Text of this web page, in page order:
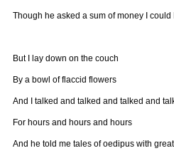
Though he asked a sum of money I could
But I lay down on the couch
By a bowl of flaccid flowers
And I talked and talked and talked and
For hours and hours and hours
And he told me tales of oedipus with